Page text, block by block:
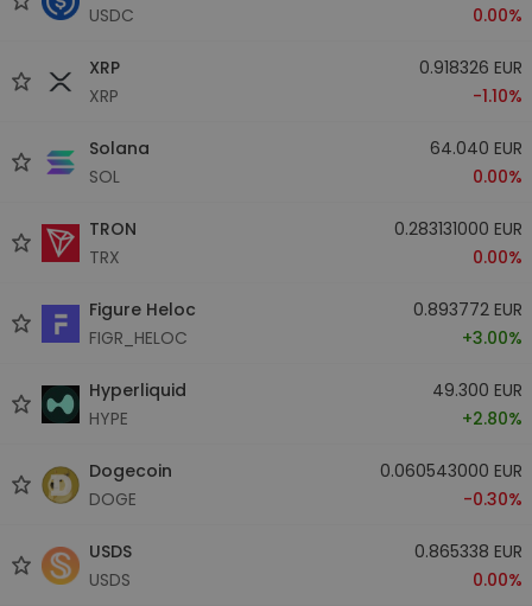
USDC
0.00%
XRP
XRP
0.918326 EUR
-1.10%
Solana
SOL
64.040 EUR
0.00%
TRON
TRX
0.283131000 EUR
0.00%
Figure Heloc
FIGR_HELOC
0.893772 EUR
+3.00%
Hyperliquid
HYPE
49.300 EUR
+2.80%
Dogecoin
DOGE
0.060543000 EUR
-0.30%
USDS
USDS
0.865338 EUR
0.00%